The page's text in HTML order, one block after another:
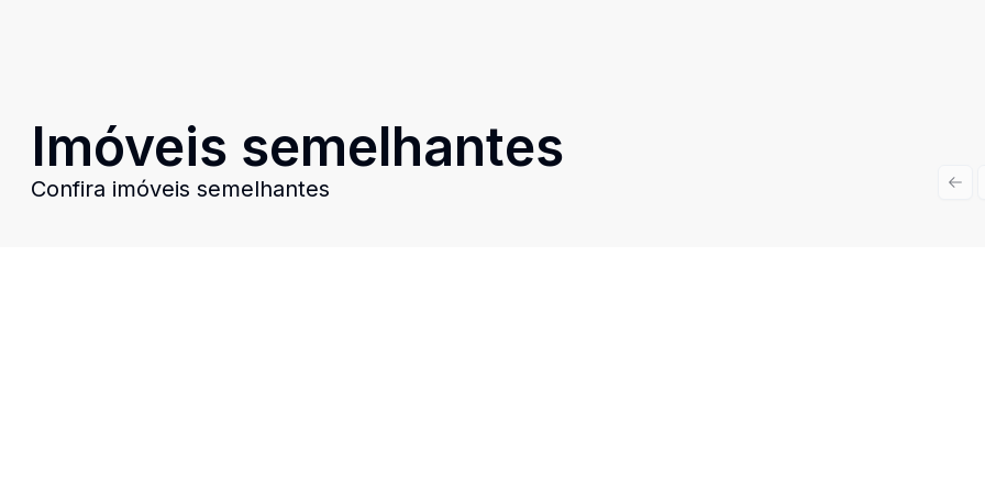
Imóveis semelhantes
Confira imóveis semelhantes